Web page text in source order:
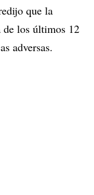
que la
de los últimos 12
adversas.